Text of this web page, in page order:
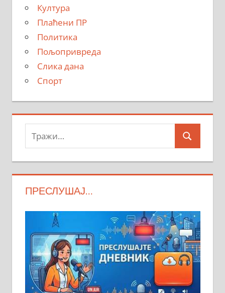
Култура
Плаћени ПР
Политика
Пољопривреда
Слика дана
Спорт
Тражи:
Search
ПРЕСЛУШАЈ…